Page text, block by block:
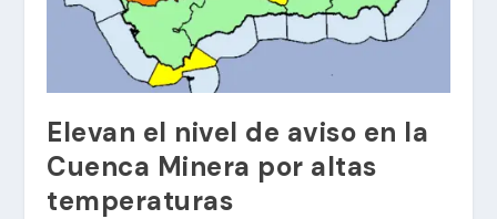
Elevan el nivel de aviso en la
Cuenca Minera por altas
temperaturas